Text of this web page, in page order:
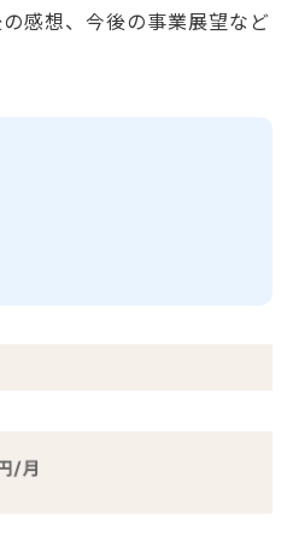
感想、今後の事業展望など